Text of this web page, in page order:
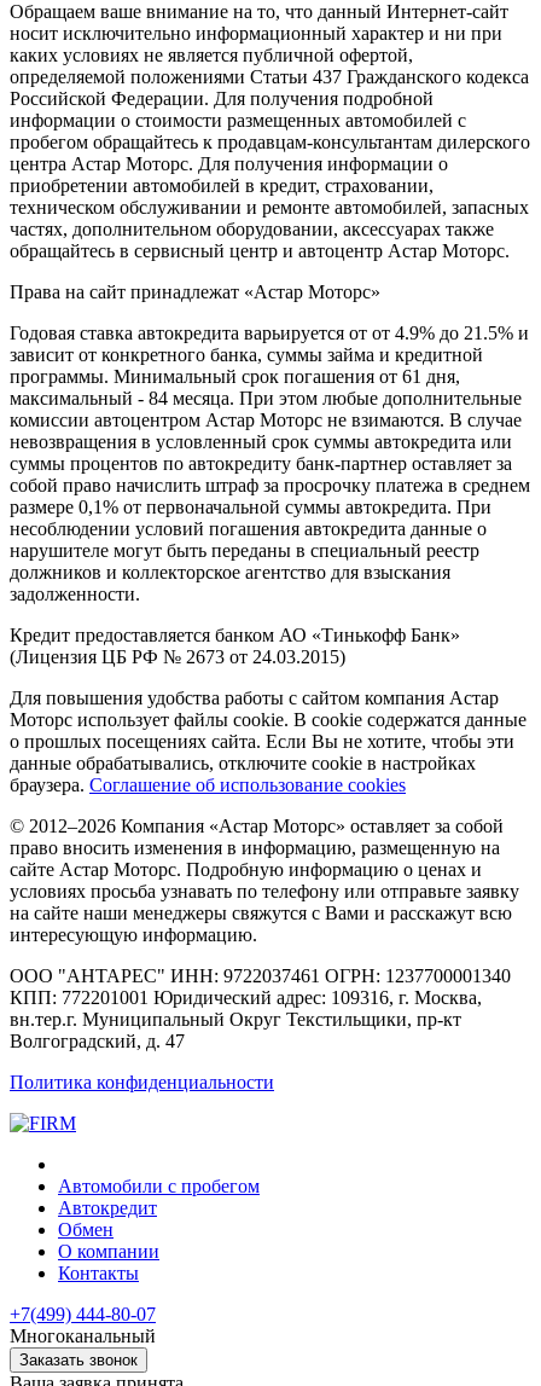
Обращаем ваше внимание на то, что данный Интернет-сайт
носит исключительно информационный характер и ни при
каких условиях не является публичной офертой,
определяемой положениями Статьи 437 Гражданского кодекса
Российской Федерации. Для получения подробной
информации о стоимости размещенных автомобилей с
пробегом обращайтесь к продавцам-консультантам дилерского
центра Астар Моторс. Для получения информации о
приобретении автомобилей в кредит, страховании,
техническом обслуживании и ремонте автомобилей, запасных
частях, дополнительном оборудовании, аксессуарах также
обращайтесь в сервисный центр и автоцентр Астар Моторс.
Права на сайт принадлежат «Астар Моторс»
Годовая ставка автокредита варьируется от от 4.9% до 21.5% и
зависит от конкретного банка, суммы займа и кредитной
программы. Минимальный срок погашения от 61 дня,
максимальный - 84 месяца. При этом любые дополнительные
комиссии автоцентром Астар Моторс не взимаются. В случае
невозвращения в условленный срок суммы автокредита или
суммы процентов по автокредиту банк-партнер оставляет за
собой право начислить штраф за просрочку платежа в среднем
размере 0,1% от первоначальной суммы автокредита. При
несоблюдении условий погашения автокредита данные о
нарушителе могут быть переданы в специальный реестр
должников и коллекторское агентство для взыскания
задолженности.
Кредит предоставляется банком АО «Тинькофф Банк»
(Лицензия ЦБ РФ № 2673 от 24.03.2015)
Для повышения удобства работы с сайтом компания Астар
Моторс использует файлы cookie. В cookie содержатся данные
о прошлых посещениях сайта. Если Вы не хотите, чтобы эти
данные обрабатывались, отключите cookie в настройках
браузера. Соглашение об использование cookies
© 2012–2026 Компания «Астар Моторс» оставляет за собой
право вносить изменения в информацию, размещенную на
сайте Астар Моторс. Подробную информацию о ценах и
условиях просьба узнавать по телефону или отправьте заявку
на сайте наши менеджеры свяжутся с Вами и расскажут всю
интересующую информацию.
ООО "АНТАРЕС" ИНН: 9722037461 ОГРН: 1237700001340
КПП: 772201001 Юридический адрес: 109316, г. Москва,
вн.тер.г. Муниципальный Округ Текстильщики, пр-кт
Волгоградский, д. 47
Политика конфиденциальности
Автомобили с пробегом
Автокредит
Обмен
О компании
Контакты
+7(499) 444-80-07
Многоканальный
Заказать звонок